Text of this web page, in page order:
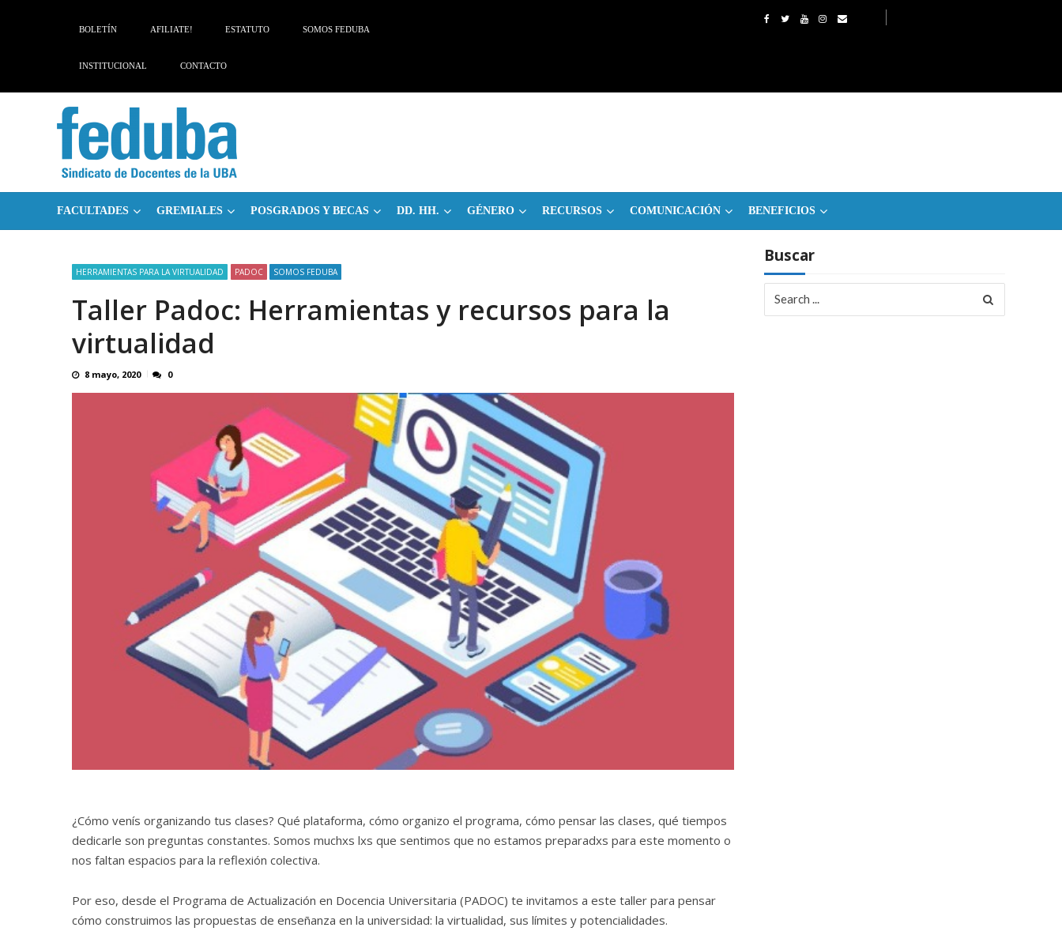
BOLETÍN AFILIATE! ESTATUTO SOMOS FEDUBA
INSTITUCIONAL CONTACTO
FACULTADES GREMIALES POSGRADOS Y BECAS DD. HH. GÉNERO RECURSOS COMUNICACIÓN BENEFICIOS
HERRAMIENTAS PARA LA VIRTUALIDAD PADOC SOMOS FEDUBA
Taller Padoc: Herramientas y recursos para la
virtualidad
8 mayo, 2020 0
¿Cómo venís organizando tus clases? Qué plataforma, cómo organizo el programa, cómo pensar las clases, qué tiempos
dedicarle son preguntas constantes. Somos muchxs lxs que sentimos que no estamos preparadxs para este momento o
nos faltan espacios para la reflexión colectiva.
Por eso, desde el Programa de Actualización en Docencia Universitaria (PADOC) te invitamos a este taller para pensar
cómo construimos las propuestas de enseñanza en la universidad: la virtualidad, sus límites y potencialidades.
Buscar
for: